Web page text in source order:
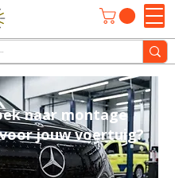
naar montage
jouw voertuig?